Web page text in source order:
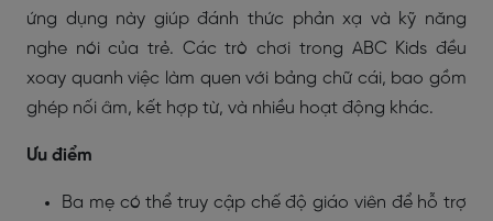
ứng dụng này giúp đánh thức phản xạ và kỹ năng
nghe nói của trẻ. Các trò chơi trong ABC Kids đều
xoay quanh việc làm quen với bảng chữ cái, bao gồm
ghép nối âm, kết hợp từ, và nhiều hoạt động khác.
Ưu điểm
Ba mẹ có thể truy cập chế độ giáo viên để hỗ trợ